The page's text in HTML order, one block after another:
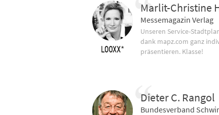
Marlit-Christine
Messemagazin Verlag
Unseren Service-
dank mapz.com ganz
präsentieren. Klasse!
Dieter C. Rangol
Bundesverband